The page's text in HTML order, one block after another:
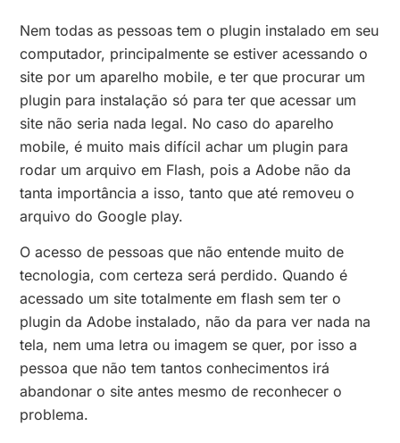
Nem todas as pessoas tem o plugin instalado em seu
computador, principalmente se estiver acessando o
site por um aparelho mobile, e ter que procurar um
plugin para instalação só para ter que acessar um
site não seria nada legal. No caso do aparelho
mobile, é muito mais difícil achar um plugin para
rodar um arquivo em Flash, pois a Adobe não da
tanta importância a isso, tanto que até removeu o
arquivo do Google play.
O acesso de pessoas que não entende muito de
tecnologia, com certeza será perdido. Quando é
acessado um site totalmente em flash sem ter o
plugin da Adobe instalado, não da para ver nada na
tela, nem uma letra ou imagem se quer, por isso a
pessoa que não tem tantos conhecimentos irá
abandonar o site antes mesmo de reconhecer o
problema.